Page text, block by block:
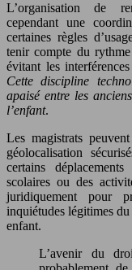
L’organisation de
cependant une
certaines règles
tenir compte du
évitant les
Cette discipline
apaisé entre les
l’enfant.
Les magistrats
géolocalisation
certains
scolaires ou des
juridiquement pour
inquiétudes légitimes
enfant.
L’avenir du